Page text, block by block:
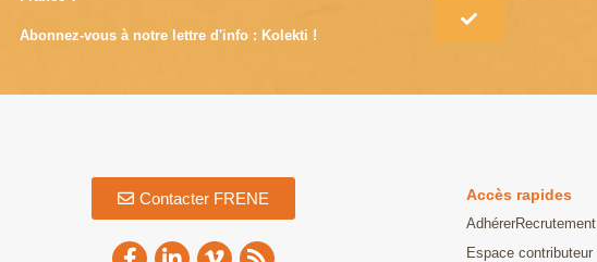
Abonnez-vous à notre lettre d'info : Kolekti !
Contacter FRENE Accès rapides
AdhérerRecrutement
Espace contributeur